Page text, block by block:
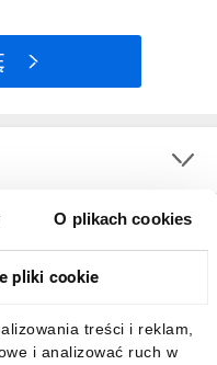
O plikach cookies
pliki cookie
treści i reklam,
i analizować ruch w